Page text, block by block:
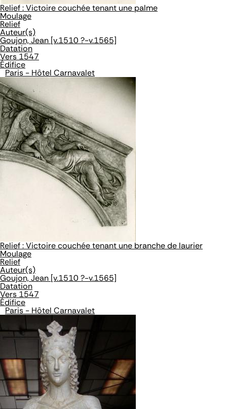
Relief : Victoire couchée tenant une palme
Moulage
Relief
Auteur(s)
Goujon, Jean [v.1510 ?-v.1565]
Datation
Vers 1547
Édifice
Paris - Hôtel Carnavalet
Relief : Victoire couchée tenant une branche de laurier
Moulage
Relief
Auteur(s)
Goujon, Jean [v.1510 ?-v.1565]
Datation
Vers 1547
Édifice
Paris - Hôtel Carnavalet